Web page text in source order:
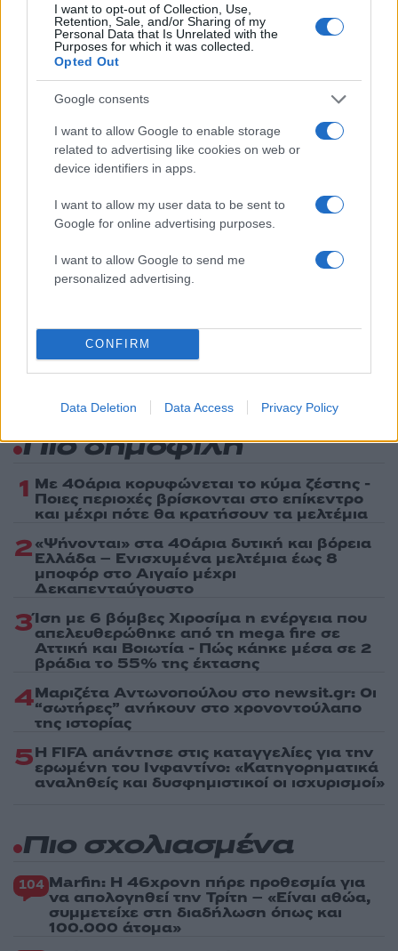
I want to opt-out of Collection, Use,
Retention, Sale, and/or Sharing of my
Personal Data that Is Unrelated with the
Purposes for which it was collected.
Opted Out
Google consents
I want to allow Google to enable storage
related to advertising like cookies on web or
device identifiers in apps.
I want to allow my user data to be sent to
Google for online advertising purposes.
I want to allow Google to send me
personalized advertising.
CONFIRM
Data Deletion Data Access Privacy Policy
Όροι Χρήσης. Το site προστατεύεται από reCAPTCHA, ισχύουν
Πολιτική Απορρήτου
Όροι Χρήσης της Google.
Media
ΤΑΙΝΙΑ
ΦΕΣΤΙΒΑΛ ΚΑΝΝΩΝ
Share:
τελευταία νέατης ημέρας
Πιο δημοφιλή
1 Με 40άρια κορυφώνεται το κύμα ζέστης -
Ποιες περιοχές βρίσκονται στο επίκεντρο
και μέχρι πότε θα κρατήσουν τα μελτέμια
2«Ψήνονται» στα 40άρια δυτική και βόρεια
Ελλάδα – Ενισχυμένα μελτέμια έως 8
μποφόρ στο Αιγαίο μέχρι
Δεκαπενταύγουστο
3Ίση με 6 βόμβες Χιροσίμα η ενέργεια που
απελευθερώθηκε από τη mega fire σε
Αττική και Βοιωτία - Πώς κάηκε μέσα σε 2
βράδια το 55% της έκτασης
4Μαριζέτα Αντωνοπούλου στο newsit.gr: Οι
“σωτήρες” ανήκουν στο χρονοντούλαπο
της ιστορίας
5Η FIFA απάντησε στις καταγγελίες για την
ερωμένη του Ινφαντίνο: «Κατηγορηματικά
αναληθείς και δυσφημιστικοί οι ισχυρισμοί»
Πιο σχολιασμένα
104 Marfin: Η 46χρονη πήρε προθεσμία για
να απολογηθεί την Τρίτη – «Είναι αθώα,
συμμετείχε στη διαδήλωση όπως και
100.000 άτομα»